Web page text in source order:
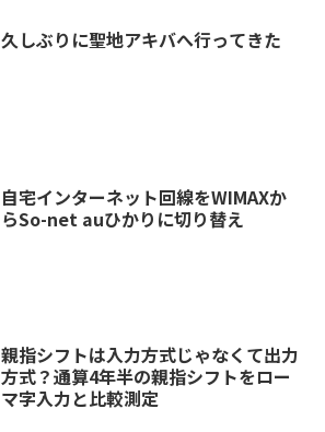
久しぶりに聖地アキバへ行ってきた
自宅インターネット回線をWIMAXか
らSo-net auひかりに切り替え
親指シフトは入力方式じゃなくて出力
方式？通算4年半の親指シフトをロー
マ字入力と比較測定